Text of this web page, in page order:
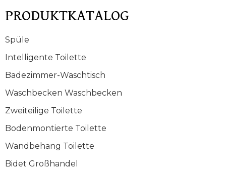
PRODUKTKATALOG
Spüle
Intelligente Toilette
Badezimmer-Waschtisch
Waschbecken Waschbecken
Zweiteilige Toilette
Bodenmontierte Toilette
Wandbehang Toilette
Bidet Großhandel